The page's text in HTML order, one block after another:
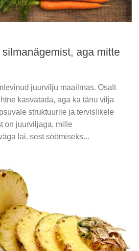
aga mitte
juurvilju maailmas. Osalt
kasvatada, aga ka tänu vilja
struktuurile ja tervislikele
on juurviljaga, mille
lai, sest söömiseks...